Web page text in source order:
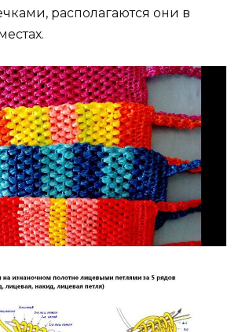
располагаются они в